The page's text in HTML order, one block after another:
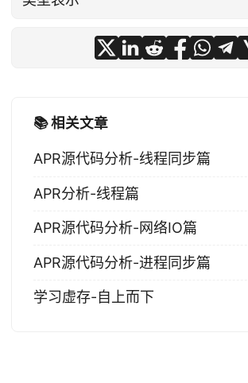
📚 相关文章
APR源代码分析-线程同步篇
APR分析-线程篇
APR源代码分析-网络IO篇
APR源代码分析-进程同步篇
学习虚存-自上而下